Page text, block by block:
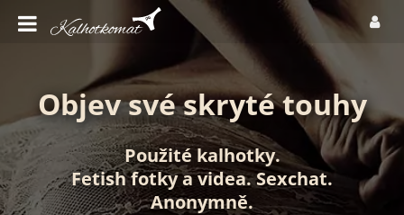
Objev své skryté touhy
Použité kalhotky.
Fetish fotkyavidea.Sexchat.
Anonymně.